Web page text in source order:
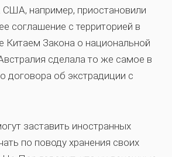
США, например, приостановили
соглашение с территорией в
Китаем Закона о национальной
сделала то же самое в
договора об экстрадиции с
заставить иностранных
по поводу хранения своих